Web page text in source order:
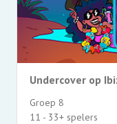
Undercover op
Groep 8
11 - 33+ spelers